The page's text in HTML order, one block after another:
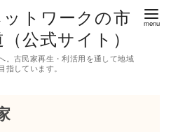
トワークの市
公式サイト）
。古民家再生・利活用を通して地域
指しています。